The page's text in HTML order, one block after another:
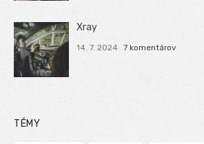
Xray
14. 7. 2024 7 komentárov
TÉMY